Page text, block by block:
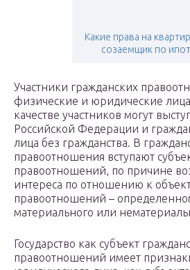
Какие права на
созаемщик по
Участники гражданских
физические и юридические
качестве участников могут
Российской Федерации и
лица без гражданства. В
правоотношения вступают
правоотношений, по причине
интереса по отношению к
правоотношений –
материального или
Государство как субъект
правоотношений имеет